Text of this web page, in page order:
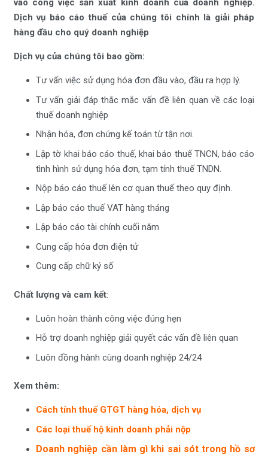
vào công việc sản xuất kinh doanh của doanh nghiệp.
Dịch vụ báo cáo thuế của chúng tôi chính là giải pháp
hàng đầu cho quý doanh nghiệp
Dịch vụ của chúng tôi bao gồm:
Tư vấn việc sử dụng hóa đơn đầu vào, đầu ra hợp lý.
Tư vấn giải đáp thắc mắc vấn đề liên quan về các loại
thuế doanh nghiệp
Nhận hóa, đơn chứng kế toán từ tận nơi.
Lập tờ khai báo cáo thuế, khai báo thuế TNCN, báo cáo
tình hình sử dụng hóa đơn, tạm tính thuế TNDN.
Nộp báo cáo thuế lên cơ quan thuế theo quy định.
Lập báo cáo thuế VAT hàng tháng
Lập báo cáo tài chính cuối năm
Cung cấp hóa đơn điện tử
Cung cấp chữ ký số
Chất lượng và cam kết:
Luôn hoàn thành công việc đúng hẹn
Hỗ trợ doanh nghiệp giải quyết các vấn đề liên quan
Luôn đồng hành cùng doanh nghiệp 24/24
Xem thêm:
Cách tính thuế GTGT hàng hóa, dịch vụ
Các loại thuế hộ kinh doanh phải nộp
Doanh nghiệp cần làm gì khi sai sót trong hồ sơ